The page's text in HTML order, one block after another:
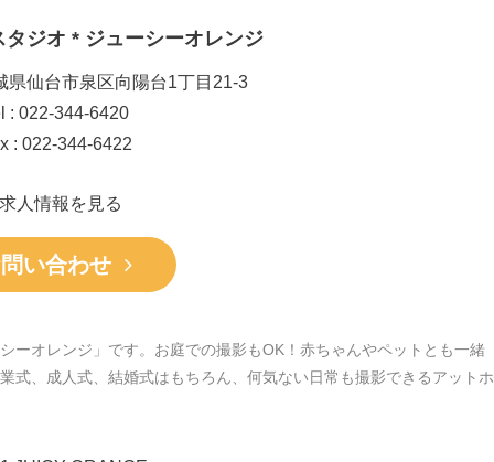
ジオ * ジューシーオレンジ
仙台市泉区向陽台1丁目21-3
: 022-344-6420
: 022-344-6422
求人情報を見る
い合わせ
ーオレンジ」です。お庭での撮影もOK！赤ちゃんやペットとも一緒
式、成人式、結婚式はもちろん、何気ない日常も撮影できるアットホ